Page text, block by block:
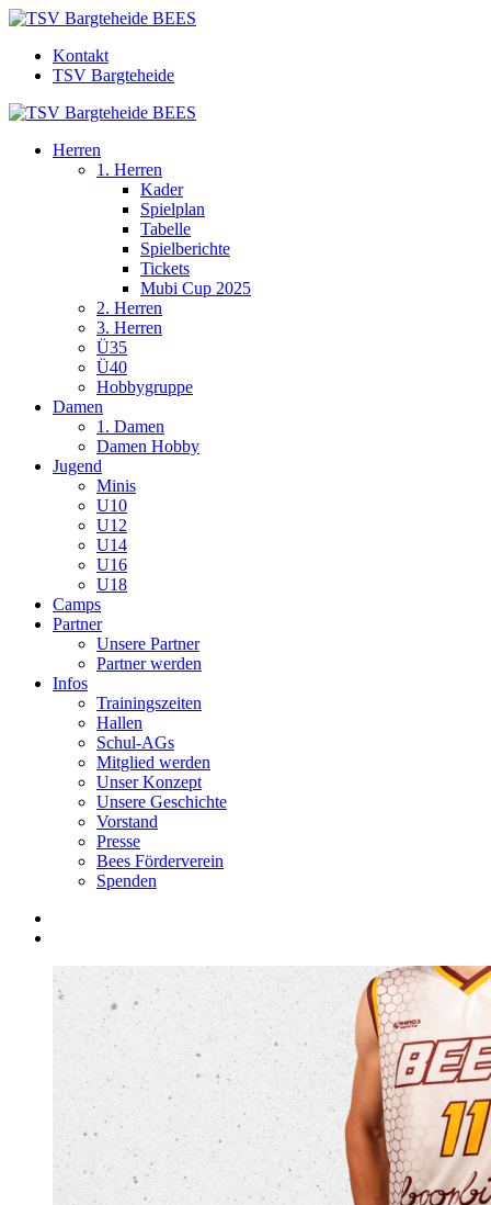
Kontakt
TSV Bargteheide
Herren
1. Herren
Kader
Spielplan
Tabelle
Spielberichte
Tickets
Mubi Cup 2025
2. Herren
3. Herren
Ü35
Ü40
Hobbygruppe
Damen
1. Damen
Damen Hobby
Jugend
Minis
U10
U12
U14
U16
U18
Camps
Partner
Unsere Partner
Partner werden
Infos
Trainingszeiten
Hallen
Schul-AGs
Mitglied werden
Unser Konzept
Unsere Geschichte
Vorstand
Presse
Bees Förderverein
Spenden